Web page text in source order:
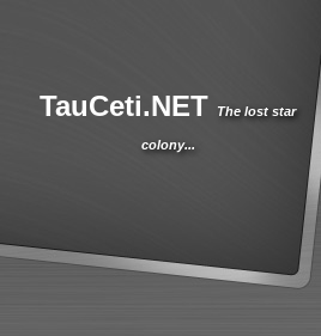
TauCeti.NET The lost star
colony...